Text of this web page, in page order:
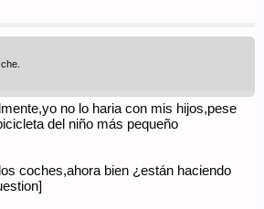
no lo haria con mis hijos,pese
del niño más pequeño
coches,ahora bien ¿están haciendo